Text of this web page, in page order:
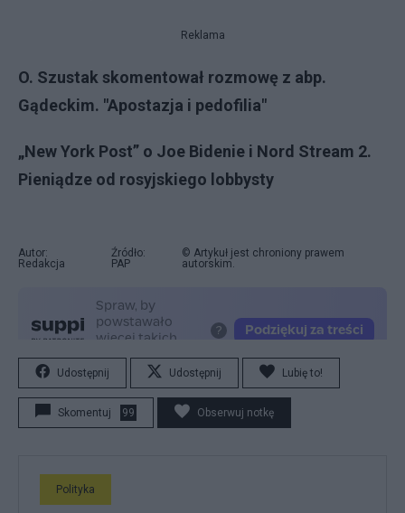
Reklama
O. Szustak skomentował rozmowę z abp.
Gądeckim. "Apostazja i pedofilia"
„New York Post” o Joe Bidenie i Nord Stream 2.
Pieniądze od rosyjskiego lobbysty
Autor:
Redakcja
Źródło:
PAP
© Artykuł jest chroniony prawem
autorskim.
Udostępnij Udostępnij Lubię to!
Skomentuj 99 Obserwuj notkę
Polityka